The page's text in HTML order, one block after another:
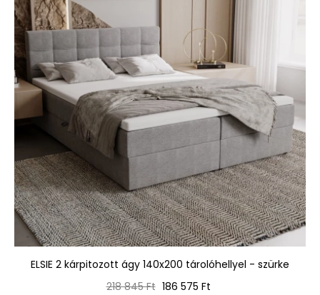
ELSIE 2 kárpitozott ágy 140x200 tárolóhellyel - szürke
Normál
218 845 Ft Ár
186 575 Ft